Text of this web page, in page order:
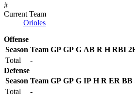
#
Current Team
Orioles
Offense
Season Team GP GP G AB R H RBI
Total
-
Defense
Season Team GP GP G IP H R ER BB
Total
-